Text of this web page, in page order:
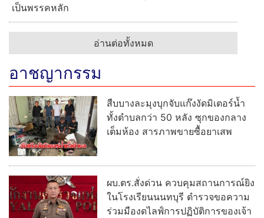
เป็นพรรคหลัก
อ่านต่อทั้งหมด
อาชญากรรม
สืบบางละมุงบุกจับแก๊งงัดมิเตอร์น้ำ
ทั้งตำบลกว่า 50 หลัง ซุกของกลาง
เต็มห้อง สารภาพขายซื้อยาเสพ
ผบ.ตร.สั่งด่วน ควบคุมสถานการณ์ยิง
ในโรงเรียนนนทบุรี ตำรวจขอความ
ร่วมมืองดไลฟ์การปฏิบัติการของเจ้า